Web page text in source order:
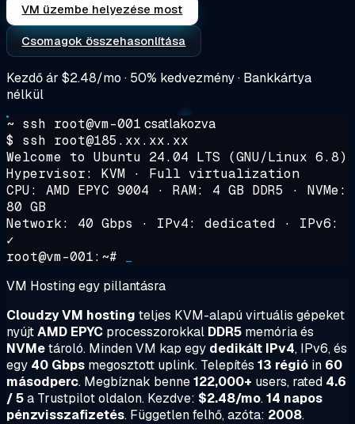
VM üzembe helyezése most
Csomagok összehasonlítása
Kezdő ár $2.48/mo · 50% kedvezmény · Bankkártya
nélkül
~ ssh root@vm-001 csatlakozva
$ ssh root@185.xx.xx.xx
Welcome to Ubuntu 24.04 LTS (GNU/Linux 6.8)
Hypervisor: KVM · Full virtualization
CPU: AMD EPYC 9004 · RAM: 4 GB DDR5 · NVMe:
80 GB
Network: 40 Gbps · IPv4: dedicated · IPv6:
✓
root@vm-001:~#
VM Hosting egy pillantásra
Cloudzy VM hosting teljes KVM-alapú virtuális gépeket
nyújtAMD EPYC processzorokkal DDR5 memória és
NVMetároló. Minden VM kap egy dedikált IPv4, IPv6, és
egy 40 Gbps megosztott uplink. Telepítés 13 régió in 60
másodperc. Megbíznak benne122,000+ users, rated 4.6
/ 5a Trustpilot oldalon. Kezdve: $2.48/mo.14 napos
pénzvisszafizetés. Független felhő, azóta: 2008.